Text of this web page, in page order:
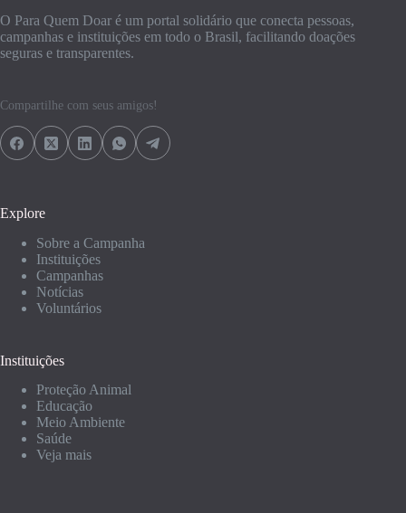
O Para Quem Doar é um portal solidário que conecta pessoas,
campanhas e instituições em todo o Brasil, facilitando doações
seguras e transparentes.
Compartilhe com seus amigos!
Explore
Sobre a Campanha
Instituições
Campanhas
Notícias
Voluntários
Instituições
Proteção Animal
Educação
Meio Ambiente
Saúde
Veja mais